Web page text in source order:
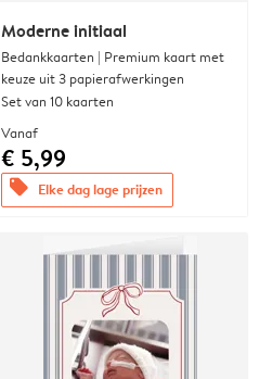
Moderne initiaal
Bedankkaarten | Premium kaart met
keuze uit 3 papierafwerkingen
Set van 10 kaarten
Vanaf
€ 5,99
offers Elke dag lage prijzen